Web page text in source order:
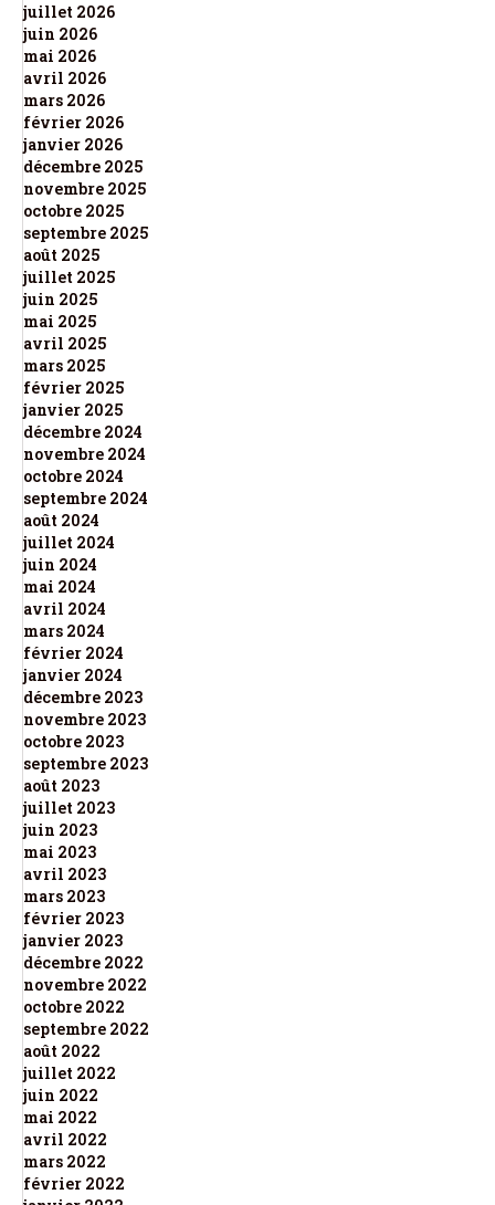
juillet 2026
juin 2026
mai 2026
avril 2026
mars 2026
février 2026
janvier 2026
décembre 2025
novembre 2025
octobre 2025
septembre 2025
août 2025
juillet 2025
juin 2025
mai 2025
avril 2025
mars 2025
février 2025
janvier 2025
décembre 2024
novembre 2024
octobre 2024
septembre 2024
août 2024
juillet 2024
juin 2024
mai 2024
avril 2024
mars 2024
février 2024
janvier 2024
décembre 2023
novembre 2023
octobre 2023
septembre 2023
août 2023
juillet 2023
juin 2023
mai 2023
avril 2023
mars 2023
février 2023
janvier 2023
décembre 2022
novembre 2022
octobre 2022
septembre 2022
août 2022
juillet 2022
juin 2022
mai 2022
avril 2022
mars 2022
février 2022